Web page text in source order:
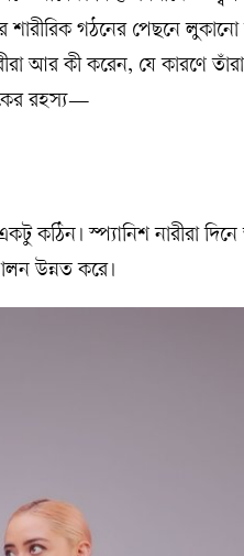
শারীরিক গঠনের পেছনে
আর কী করেন, যে কারণে
রহস্য—
কঠিন। স্প্যানিশ নারীরা
উন্নত করে।